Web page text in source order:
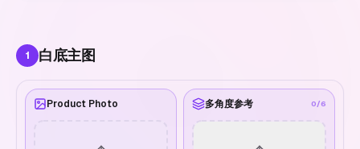
1 白底主图
Product Photo 多角度参考 0/6